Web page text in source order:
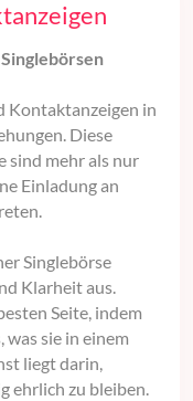
Kontaktanzeigen in
Diese
sind mehr als nur
Einladung an
Singlebörse
Klarheit aus.
Seite, indem
was sie in einem
liegt darin,
ehrlich zu bleiben.